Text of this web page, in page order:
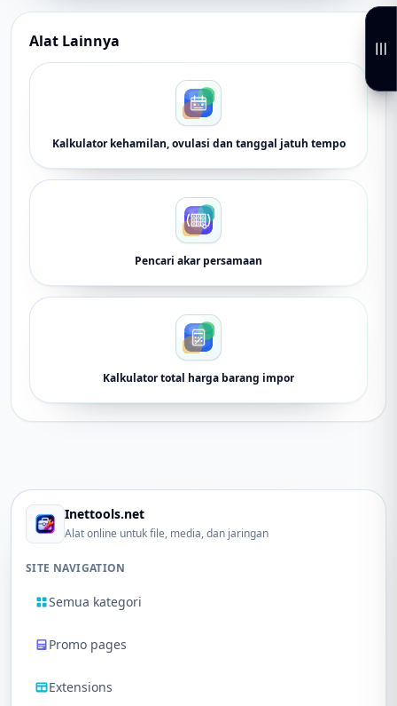
Alat Lainnya
Kalkulator kehamilan, ovulasi dan tanggal jatuh tempo
Pencari akar persamaan
Kalkulator total harga barang impor
Inettools.net
Alat online untuk file, media, dan jaringan
SITE NAVIGATION
Semua kategori
Promo pages
Extensions